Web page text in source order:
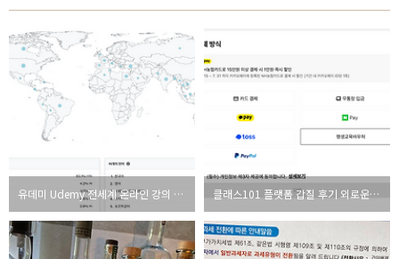
유데미 Udemy 전세계 온라인 강의 플랫폼 이야기 클래스101 플랫폼 갑질 후기 외로운 싸움